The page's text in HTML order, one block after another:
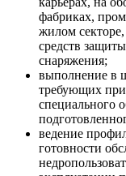
фабриках,
жилом
средств
снаряжения;
выполнение в
требующих
специального
ведение
готовности